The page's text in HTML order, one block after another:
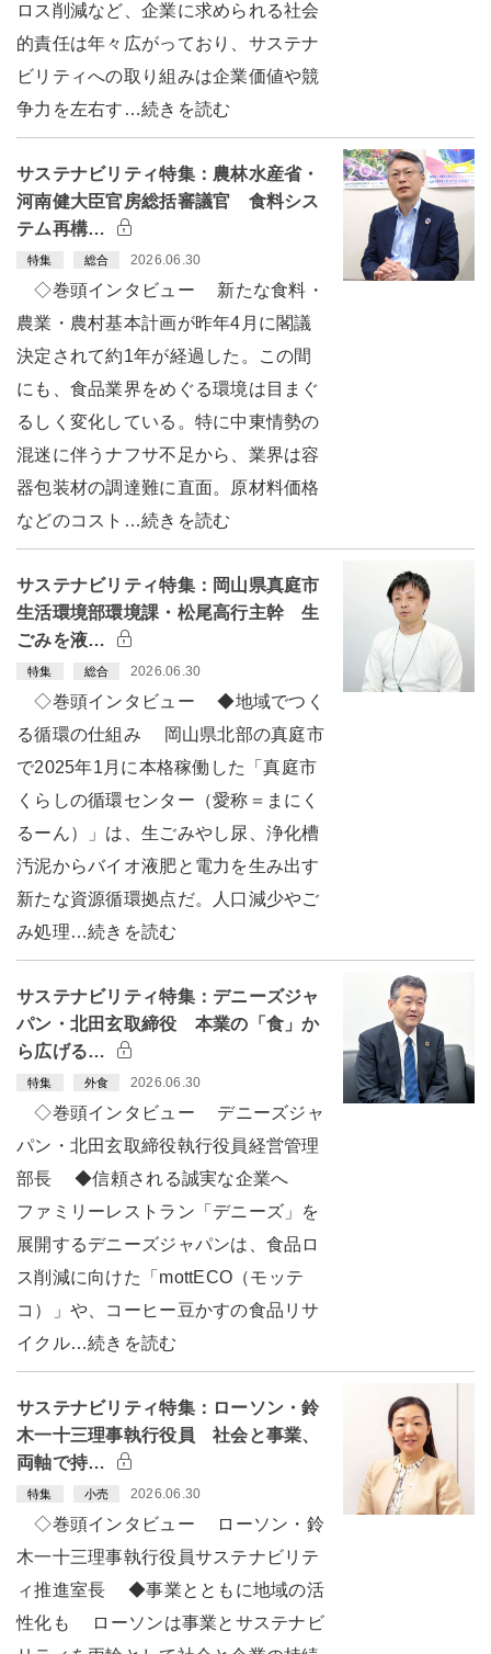
ロス削減など、企業に求められる社会
的責任は年々広がっており、サステナ
ビリティへの取り組みは企業価値や競
争力を左右す…続きを読む
サステナビリティ特集：農林水産省・
河南健大臣官房総括審議官 食料シス
テム再構…
特集 総合 2026.06.30
◇巻頭インタビュー 新たな食料・
農業・農村基本計画が昨年4月に閣議
決定されて約1年が経過した。この間
にも、食品業界をめぐる環境は目まぐ
るしく変化している。特に中東情勢の
混迷に伴うナフサ不足から、業界は容
器包装材の調達難に直面。原材料価格
などのコスト…続きを読む
サステナビリティ特集：岡山県真庭市
生活環境部環境課・松尾高行主幹 生
ごみを液…
特集 総合 2026.06.30
◇巻頭インタビュー ◆地域でつく
る循環の仕組み 岡山県北部の真庭市
で2025年1月に本格稼働した「真庭市
くらしの循環センター（愛称＝まにく
るーん）」は、生ごみやし尿、浄化槽
汚泥からバイオ液肥と電力を生み出す
新たな資源循環拠点だ。人口減少やご
み処理…続きを読む
サステナビリティ特集：デニーズジャ
パン・北田玄取締役 本業の「食」か
ら広げる…
特集 外食 2026.06.30
◇巻頭インタビュー デニーズジャ
パン・北田玄取締役執行役員経営管理
部長 ◆信頼される誠実な企業へ
ファミリーレストラン「デニーズ」を
展開するデニーズジャパンは、食品ロ
ス削減に向けた「mottECO（モッテ
コ）」や、コーヒー豆かすの食品リサ
イクル…続きを読む
サステナビリティ特集：ローソン・鈴
木一十三理事執行役員 社会と事業、
両軸で持…
特集 小売 2026.06.30
◇巻頭インタビュー ローソン・鈴
木一十三理事執行役員サステナビリテ
ィ推進室長 ◆事業とともに地域の活
性化も ローソンは事業とサステナビ